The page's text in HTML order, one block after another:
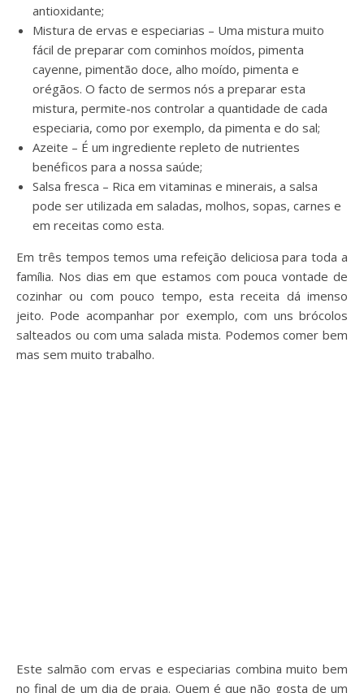
antioxidante;
Mistura de ervas e especiarias – Uma mistura muito
fácil de preparar com cominhos moídos, pimenta
cayenne, pimentão doce, alho moído, pimenta e
orégãos. O facto de sermos nós a preparar esta
mistura, permite-nos controlar a quantidade de cada
especiaria, como por exemplo, da pimenta e do sal;
Azeite – É um ingrediente repleto de nutrientes
benéficos para a nossa saúde;
Salsa fresca – Rica em vitaminas e minerais, a salsa
pode ser utilizada em saladas, molhos, sopas, carnes e
em receitas como esta.
Em três tempos temos uma refeição deliciosa para toda a
família. Nos dias em que estamos com pouca vontade de
cozinhar ou com pouco tempo, esta receita dá imenso
jeito. Pode acompanhar por exemplo, com uns brócolos
salteados ou com uma salada mista. Podemos comer bem
mas sem muito trabalho.
Este salmão com ervas e especiarias combina muito bem
no final de um dia de praia. Quem é que não gosta de um